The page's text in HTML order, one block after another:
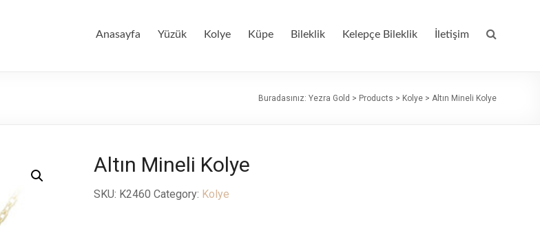
Anasayfa Yüzük Kolye Küpe Bileklik Kelepçe Bileklik İletişim
Buradasınız: Yezra Gold > Products > Kolye > Altın Mineli Kolye
Altın Mineli Kolye
SKU: K2460 Category: Kolye